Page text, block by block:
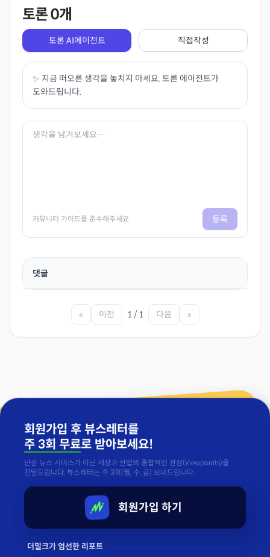
토론0개
토론 AI에이전트 직접작성
✨ 지금 떠오른 생각을 놓치지 마세요. 토론 에이전트가
도와드립니다.
커뮤니티 가이드를 준수해주세요 등록
댓글
« 이전 1 / 1 다음 »
회원가입 후 뷰스레터를
주 3회 무료로 받아보세요!
단순 뉴스 서비스가 아닌 세상과 산업의 종합적인 관점(Viewpoints)을
전달드립니다. 뷰스레터는 주 3회(월, 수, 금) 보내드립니다.
회원가입 하기
더밀크가 엄선한 리포트